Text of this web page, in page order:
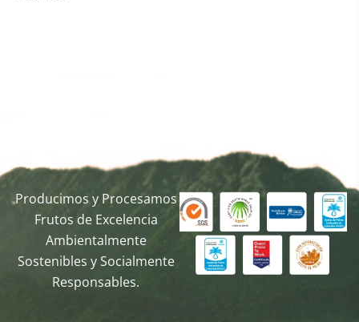
Producimos y Procesamos
Frutos de Excelencia
Ambientalmente
Sostenibles y Socialmente
Responsables.